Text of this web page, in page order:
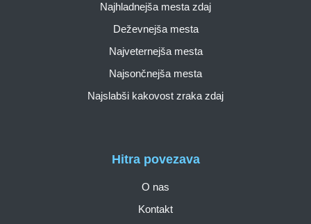
Hitra povezava
O nas
Kontakt
Najhladnejša mesta zdaj
Deževnejša mesta
Najveternejša mesta
Najsončnejša mesta
Najslabši kakovost zraka zdaj